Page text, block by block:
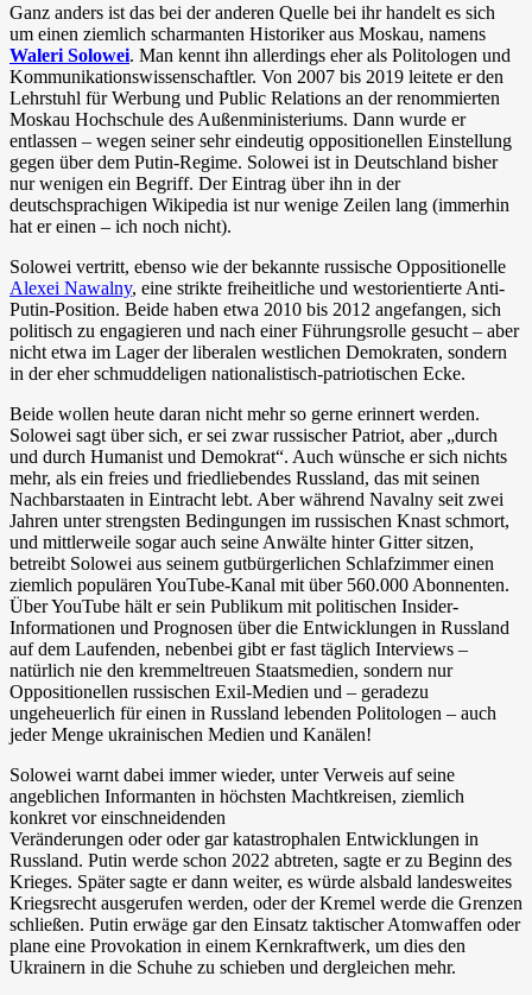
Ganz anders ist das bei der anderen Quelle bei ihr handelt es sich
um einen ziemlich scharmanten Historiker aus Moskau, namens
Waleri Solowei. Man kennt ihn allerdings eher als Politologen und
Kommunikationswissenschaftler. Von 2007 bis 2019 leitete er den
Lehrstuhl für Werbung und Public Relations an der renommierten
Moskau Hochschule des Außenministeriums. Dann wurde er
entlassen – wegen seiner sehr eindeutig oppositionellen Einstellung
gegen über dem Putin-Regime. Solowei ist in Deutschland bisher
nur wenigen ein Begriff. Der Eintrag über ihn in der
deutschsprachigen Wikipedia ist nur wenige Zeilen lang (immerhin
hat er einen – ich noch nicht).
Solowei vertritt, ebenso wie der bekannte russische Oppositionelle
Alexei Nawalny, eine strikte freiheitliche und westorientierte Anti-
Putin-Position. Beide haben etwa 2010 bis 2012 angefangen, sich
politisch zu engagieren und nach einer Führungsrolle gesucht – aber
nicht etwa im Lager der liberalen westlichen Demokraten, sondern
in der eher schmuddeligen nationalistisch-patriotischen Ecke.
Beide wollen heute daran nicht mehr so gerne erinnert werden.
Solowei sagt über sich, er sei zwar russischer Patriot, aber „durch
und durch Humanist und Demokrat“. Auch wünsche er sich nichts
mehr, als ein freies und friedliebendes Russland, das mit seinen
Nachbarstaaten in Eintracht lebt. Aber während Navalny seit zwei
Jahren unter strengsten Bedingungen im russischen Knast schmort,
und mittlerweile sogar auch seine Anwälte hinter Gitter sitzen,
betreibt Solowei aus seinem gutbürgerlichen Schlafzimmer einen
ziemlich populären YouTube-Kanal mit über 560.000 Abonnenten.
Über YouTube hält er sein Publikum mit politischen Insider-
Informationen und Prognosen über die Entwicklungen in Russland
auf dem Laufenden, nebenbei gibt er fast täglich Interviews –
natürlich nie den kremmeltreuen Staatsmedien, sondern nur
Oppositionellen russischen Exil-Medien und – geradezu
ungeheuerlich für einen in Russland lebenden Politologen – auch
jeder Menge ukrainischen Medien und Kanälen!
Solowei warnt dabei immer wieder, unter Verweis auf seine
angeblichen Informanten in höchsten Machtkreisen, ziemlich
konkret vor einschneidenden
Veränderungen oder oder gar katastrophalen Entwicklungen in
Russland. Putin werde schon 2022 abtreten, sagte er zu Beginn des
Krieges. Später sagte er dann weiter, es würde alsbald landesweites
Kriegsrecht ausgerufen werden, oder der Kremel werde die Grenzen
schließen. Putin erwäge gar den Einsatz taktischer Atomwaffen oder
plane eine Provokation in einem Kernkraftwerk, um dies den
Ukrainern in die Schuhe zu schieben und dergleichen mehr.